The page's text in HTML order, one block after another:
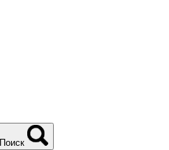
Поиск